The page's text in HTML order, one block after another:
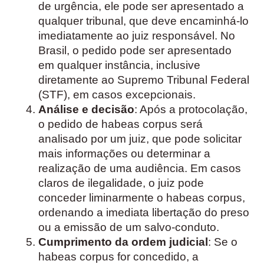
de urgência, ele pode ser apresentado a
qualquer tribunal, que deve encaminhá-lo
imediatamente ao juiz responsável. No
Brasil, o pedido pode ser apresentado
em qualquer instância, inclusive
diretamente ao Supremo Tribunal Federal
(STF), em casos excepcionais.
Análise e decisão: Após a protocolação,
o pedido de habeas corpus será
analisado por um juiz, que pode solicitar
mais informações ou determinar a
realização de uma audiência. Em casos
claros de ilegalidade, o juiz pode
conceder liminarmente o habeas corpus,
ordenando a imediata libertação do preso
ou a emissão de um salvo-conduto.
Cumprimento da ordem judicial: Se o
habeas corpus for concedido, a